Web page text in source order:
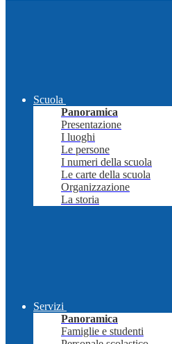
Scuola
Panoramica
Presentazione
I luoghi
Le persone
I numeri della scuola
Le carte della scuola
Organizzazione
La storia
Servizi
Panoramica
Famiglie e studenti